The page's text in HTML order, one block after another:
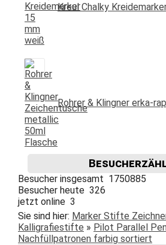
Kreul Chalky
Rohrer & Klingner erka-
Besucher insgesamt 1750885
Besucher heute 326
jetzt online 3
Sie sind hier: Marker Stifte
Kalligrafiestifte » Pilot Parallel
Nachfüllpatronen farbig sortiert